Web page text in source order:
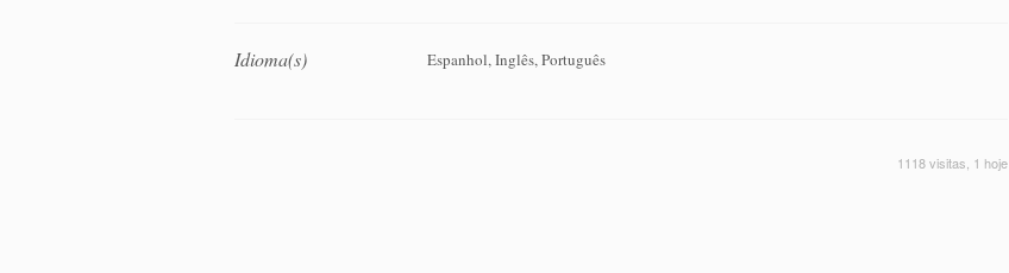
Idioma(s) Espanhol, Inglês, Português
1118 visitas, 1 hoje